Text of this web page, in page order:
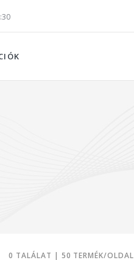
0 TALÁLAT | 50 TERMÉK/OLDAL